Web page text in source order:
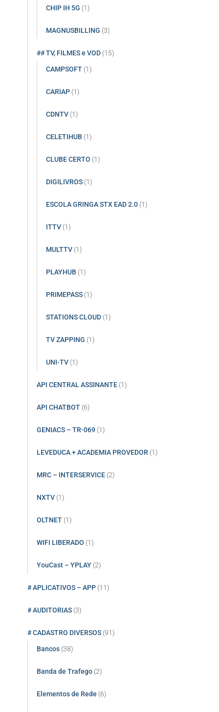
CHIP IH 5G (1)
MAGNUSBILLING (3)
## TV, FILMES e VOD (15)
CAMPSOFT (1)
CARIAP (1)
CDNTV (1)
CELETIHUB (1)
CLUBE CERTO (1)
DIGILIVROS (1)
ESCOLA GRINGA STX EAD 2.0 (1)
ITTV (1)
MULTTV (1)
PLAYHUB (1)
PRIMEPASS (1)
STATIONS CLOUD (1)
TV ZAPPING (1)
UNI-TV (1)
API CENTRAL ASSINANTE (1)
API CHATBOT (6)
GENIACS – TR-069 (1)
LEVEDUCA + ACADEMIA PROVEDOR (1)
MRC – INTERSERVICE (2)
NXTV (1)
OLTNET (1)
WIFI LIBERADO (1)
YouCast – YPLAY (2)
# APLICATIVOS – APP (11)
# AUDITORIAS (3)
# CADASTRO DIVERSOS (91)
Bancos (38)
Banda de Trafego (2)
Elementos de Rede (6)